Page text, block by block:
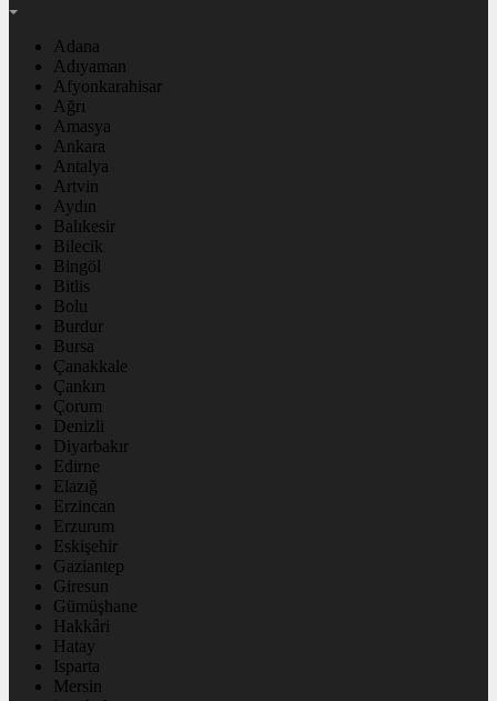
Adana
Adıyaman
Afyonkarahisar
Ağrı
Amasya
Ankara
Antalya
Artvin
Aydın
Balıkesir
Bilecik
Bingöl
Bitlis
Bolu
Burdur
Bursa
Çanakkale
Çankırı
Çorum
Denizli
Diyarbakır
Edirne
Elazığ
Erzincan
Erzurum
Eskişehir
Gaziantep
Giresun
Gümüşhane
Hakkâri
Hatay
Isparta
Mersin